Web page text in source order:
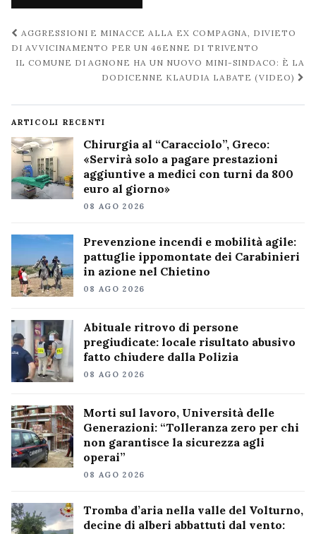
Navigazione
post
AGGRESSIONI E MINACCE ALLA EX COMPAGNA, DIVIETO
DI AVVICINAMENTO PER UN 46ENNE DI TRIVENTO
IL COMUNE DI AGNONE HA UN NUOVO MINI-SINDACO: È LA
DODICENNE KLAUDIA LABATE (VIDEO)
ARTICOLI RECENTI
Chirurgia al “Caracciolo”, Greco:
«Servirà solo a pagare prestazioni
aggiuntive a medici con turni da 800
euro al giorno»
08 AGO 2026
Prevenzione incendi e mobilità agile:
pattuglie ippomontate dei Carabinieri
in azione nel Chietino
08 AGO 2026
Abituale ritrovo di persone
pregiudicate: locale risultato abusivo
fatto chiudere dalla Polizia
08 AGO 2026
Morti sul lavoro, Università delle
Generazioni: “Tolleranza zero per chi
non garantisce la sicurezza agli
operai”
08 AGO 2026
Tromba d’aria nella valle del Volturno,
decine di alberi abbattuti dal vento: